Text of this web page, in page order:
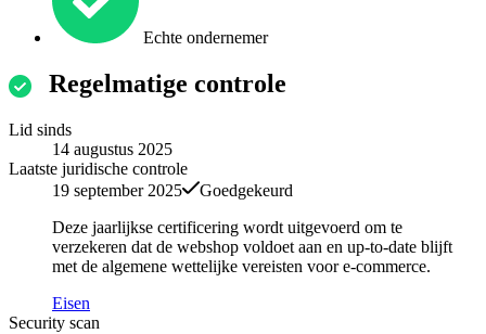
Echte ondernemer
Regelmatige controle
Lid sinds
14 augustus 2025
Laatste juridische controle
19 september 2025
Goedgekeurd
Deze jaarlijkse certificering wordt uitgevoerd om te
verzekeren dat de webshop voldoet aan en up-to-date blijft
met de algemene wettelijke vereisten voor e-commerce.
Eisen
Security scan